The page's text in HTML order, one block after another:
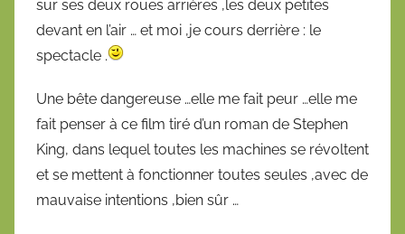
sur ses deux roues arrières ,les deux petites
devant en l’air … et moi ,je cours derrière : le
spectacle .
Une bête dangereuse …elle me fait peur …elle me
fait penser à ce film tiré d’un roman de Stephen
King, dans lequel toutes les machines se révoltent
et se mettent à fonctionner toutes seules ,avec de
mauvaise intentions ,bien sûr …